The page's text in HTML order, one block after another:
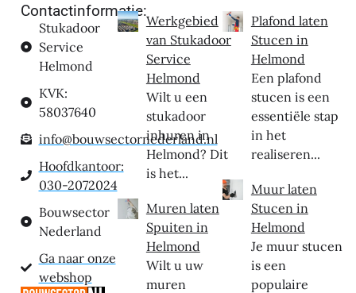
Contactinformatie:
Stukadoor
Service
Helmond
KVK:
58037640
info@bouwsectornederland.nl
Hoofdkantoor:
030-2072024
Bouwsector
Nederland
Ga naar onze
webshop
Werkgebied
van Stukadoor
Service
Helmond
Wilt u een
stukadoor
inhuren in
Helmond? Dit
is het...
Muren laten
Spuiten in
Helmond
Wilt u uw
muren
Plafond laten
Stucen in
Helmond
Een plafond
stucen is een
essentiële stap
in het
realiseren...
Muur laten
Stucen in
Helmond
Je muur stucen
is een
populaire